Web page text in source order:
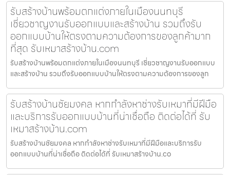
รับสร้างบ้านพร้อมตกแต่งภายในเมืองนนทบุรี
เชี่ยวชาญงานรับออกแบบและสร้างบ้าน รวมถึงรับ
ออกแบบบ้านให้ตรงตามความต้องการของลูกค้ามาก
ที่สุด รับเหมาสร้างบ้าน.com
รับสร้างบ้านพร้อมตกแต่งภายในเมืองนนทบุรี เชี่ยวชาญงานรับออกแบบ
และสร้างบ้าน รวมถึงรับออกแบบบ้านให้ตรงตามความต้องการของลูก
รับสร้างบ้านชัยมงคล หากกำลังหาช่างรับเหมาที่มีฝีมือ
และบริการรับออกแบบบ้านที่น่าเชื่อถือ ติดต่อได้ที่ รับ
เหมาสร้างบ้าน.com
รับสร้างบ้านชัยมงคล หากกำลังหาช่างรับเหมาที่มีฝีมือและบริการรับ
ออกแบบบ้านที่น่าเชื่อถือ ติดต่อได้ที่ รับเหมาสร้างบ้าน.co